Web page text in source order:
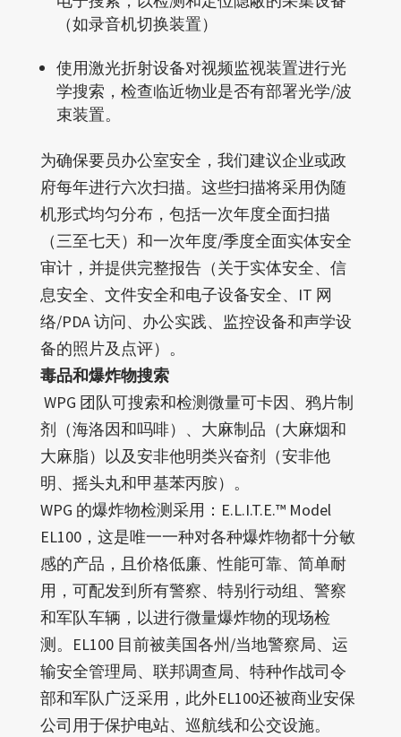
（如录音机切换装置）
使用激光折射设备对视频监视装置进行光
学搜索，检查临近物业是否有部署光学/波
束装置。
为确保要员办公室安全，我们建议企业或政
府每年进行六次扫描。这些扫描将采用伪随
机形式均匀分布，包括一次年度全面扫描
（三至七天）和一次年度/季度全面实体安全
审计，并提供完整报告（关于实体安全、信
息安全、文件安全和电子设备安全、IT 网
络/PDA 访问、办公实践、监控设备和声学设
备的照片及点评）。
毒品和爆炸物搜索
WPG 团队可搜索和检测微量可卡因、鸦片制
剂（海洛因和吗啡）、大麻制品（大麻烟和
大麻脂）以及安非他明类兴奋剂（安非他
明、摇头丸和甲基苯丙胺）。
WPG 的爆炸物检测采用：E.L.I.T.E.™ Model
EL100，这是唯一一种对各种爆炸物都十分敏
感的产品，且价格低廉、性能可靠、简单耐
用，可配发到所有警察、特别行动组、警察
和军队车辆，以进行微量爆炸物的现场检
测。EL100 目前被美国各州/当地警察局、运
输安全管理局、联邦调查局、特种作战司令
部和军队广泛采用，此外EL100还被商业安保
公司用于保护电站、巡航线和公交设施。